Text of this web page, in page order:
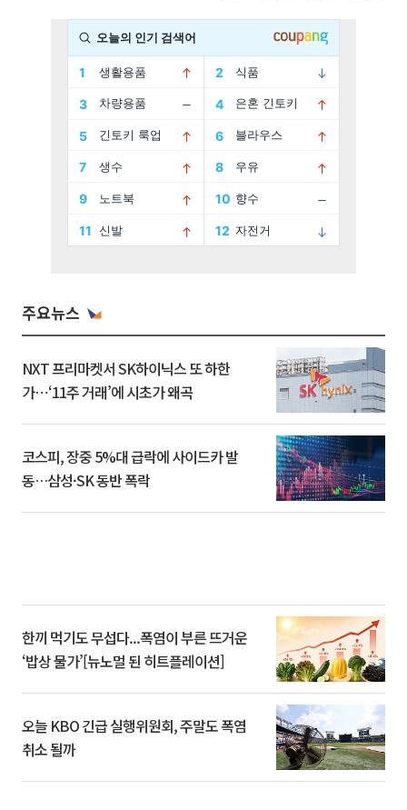
주요뉴스
NXT 프리마켓서 SK하이닉스 또 하한
가⋯‘11주 거래’에 시초가 왜곡
코스피, 장중 5%대 급락에 사이드카 발
동…삼성·SK 동반 폭락
한끼 먹기도 무섭다...폭염이 부른 뜨거운
‘밥상 물가’[뉴노멀 된 히트플레이션]
오늘 KBO 긴급 실행위원회, 주말도 폭염
취소 될까